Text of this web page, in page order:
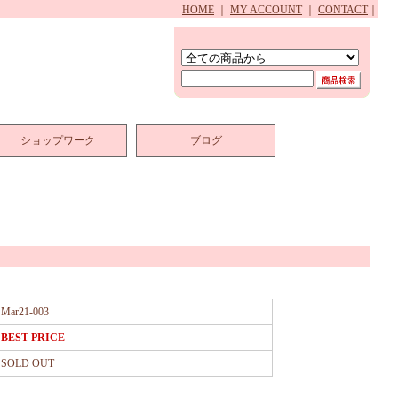
HOME MY ACCOUNT CONTACT
ショップワーク ブログ
Mar21-003
BEST PRICE
SOLD OUT